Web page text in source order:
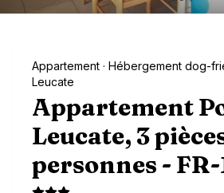
Appartement · Hébergement dog-
Leucate
Appartement
Leucate, 3
personnes -